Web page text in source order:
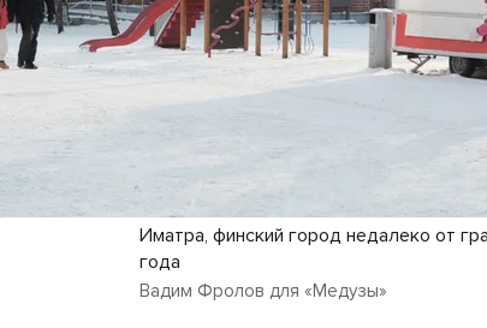
Иматра, финский город недалеко от
года
Вадим Фролов для «Медузы»